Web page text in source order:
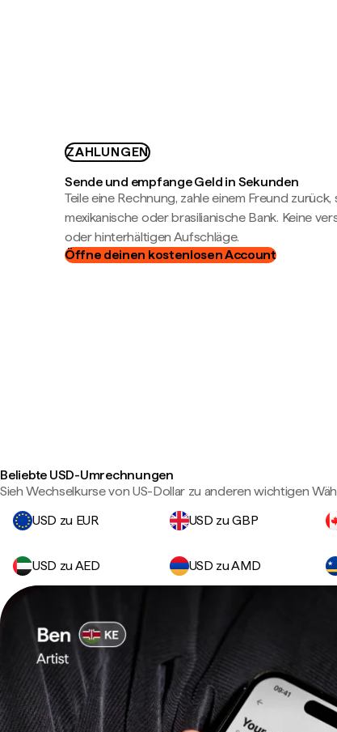
ZAHLUNGEN
Sende und empfange Geld in Sekunden
Teile eine Rechnung, zahle einem Freund
mexikanische oder brasilianische Bank. Keine
oder hinterhältigen Aufschläge.
Öffne deinen kostenlosen Account
Beliebte USD-Umrechnungen
Sieh Wechselkurse von US-Dollar zu anderen wichtigen
USD zu EUR
USD zu GBP
USD zu AED USD zu AMD